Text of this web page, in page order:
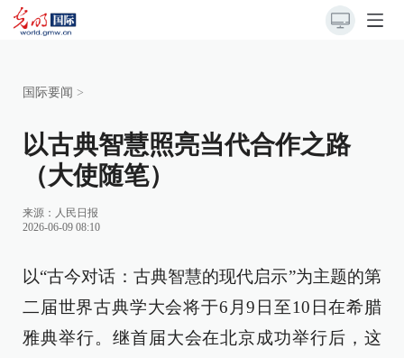
国际要闻 >
以古典智慧照亮当代合作之路
（大使随笔）
来源： 人民日报
2026-06-09 08:10
以“古今对话：古典智慧的现代启示”为主题的第
二届世界古典学大会将于6月9日至10日在希腊
雅典举行。继首届大会在北京成功举行后，这